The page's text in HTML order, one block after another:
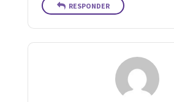
RESPONDER